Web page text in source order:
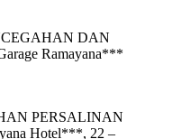
DAN
Ramayana***
PERSALINAN
Hotel***, 22 –